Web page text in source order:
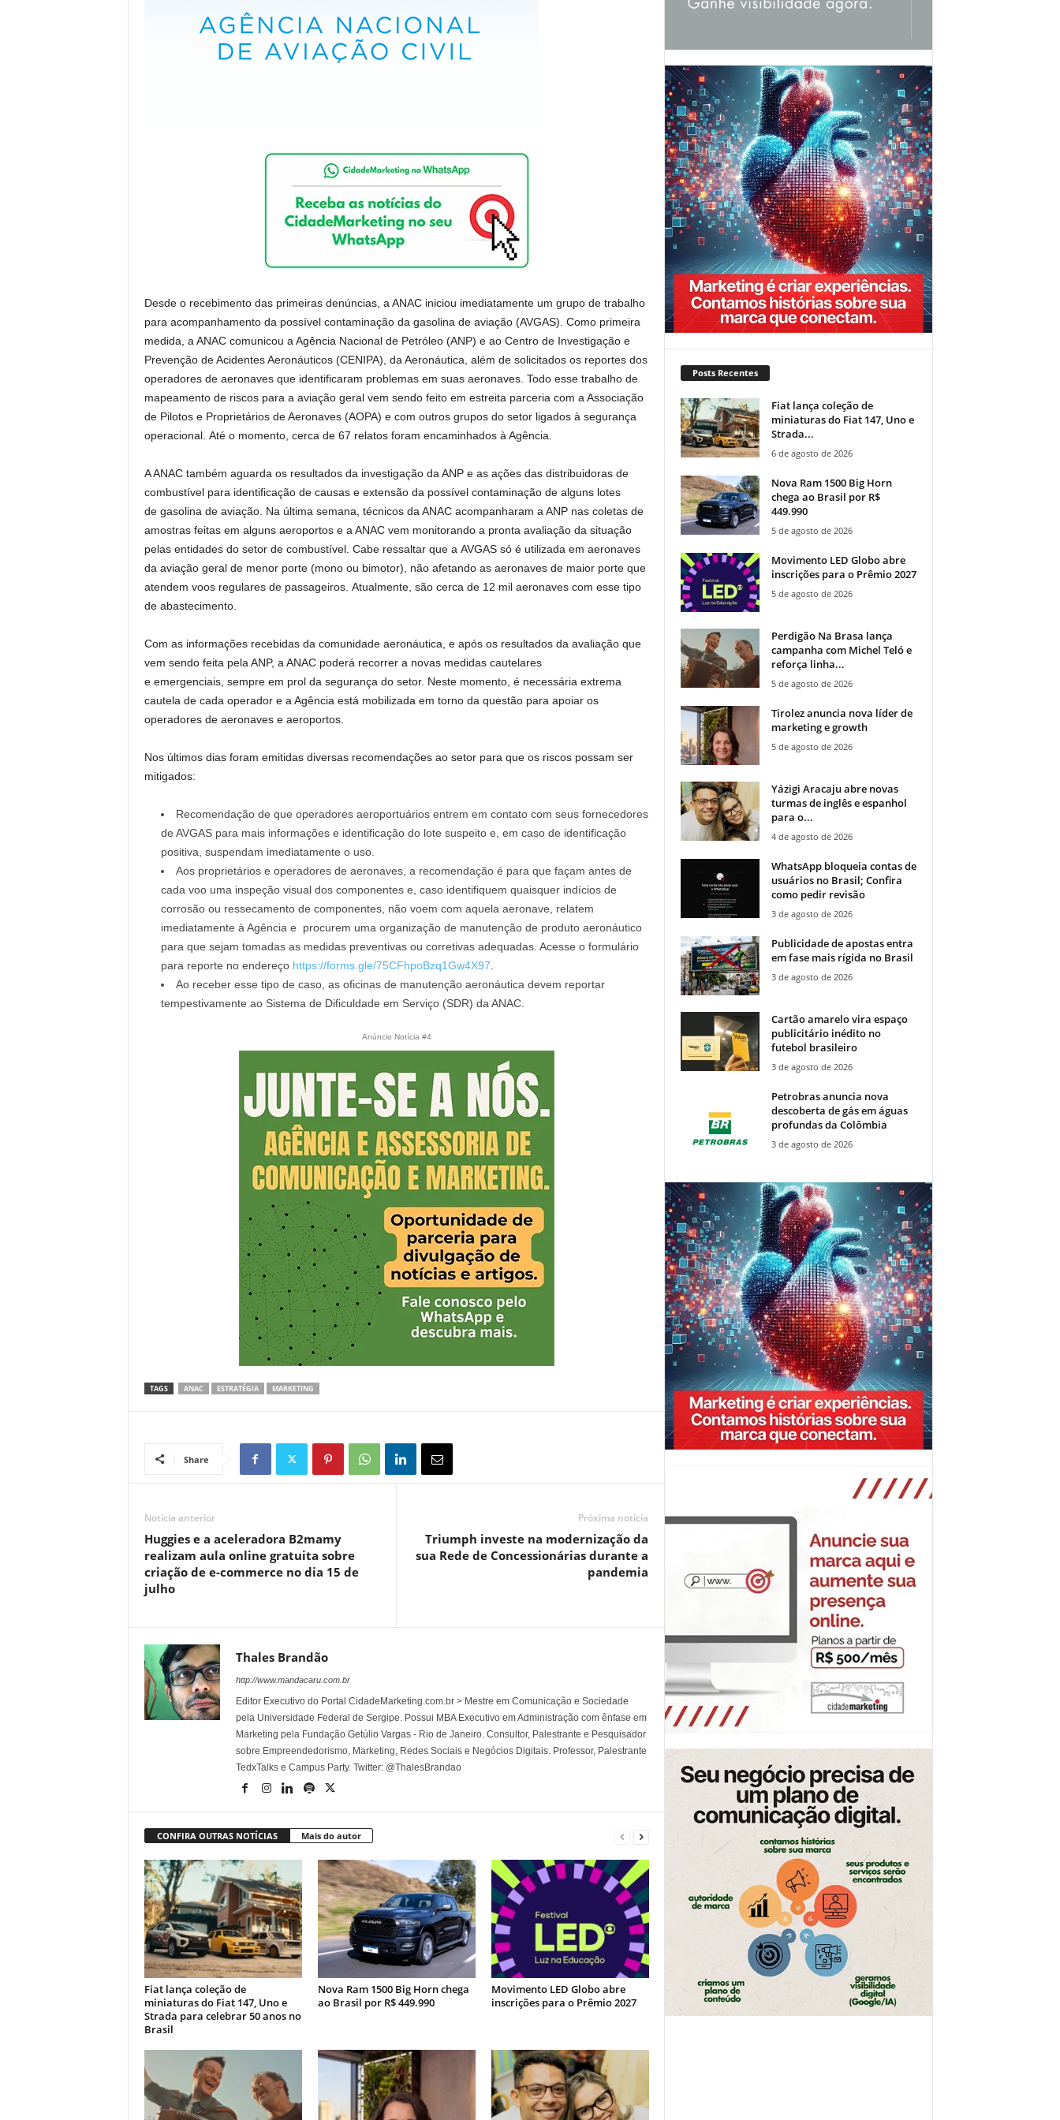
Desde o recebimento das primeiras denúncias, a ANAC iniciou imediatamente um grupo de trabalho
para acompanhamento da possível contaminação da gasolina de aviação (AVGAS). Como primeira
medida, a ANAC comunicou a Agência Nacional de Petróleo (ANP) e ao Centro de Investigação e
Prevenção de Acidentes Aeronáuticos (CENIPA), da Aeronáutica, além de solicitados os reportes dos
operadores de aeronaves que identificaram problemas em suas aeronaves. Todo esse trabalho de
mapeamento de riscos para a aviação geral vem sendo feito em estreita parceria com a Associação
de Pilotos e Proprietários de Aeronaves (AOPA) e com outros grupos do setor ligados à segurança
operacional. Até o momento, cerca de 67 relatos foram encaminhados à Agência.
A ANAC também aguarda os resultados da investigação da ANP e as ações das distribuidoras de
combustível para identificação de causas e extensão da possível contaminação de alguns lotes
de gasolina de aviação. Na última semana, técnicos da ANAC acompanharam a ANP nas coletas de
amostras feitas em alguns aeroportos e a ANAC vem monitorando a pronta avaliação da situação
pelas entidades do setor de combustível. Cabe ressaltar que a AVGAS só é utilizada em aeronaves
da aviação geral de menor porte (mono ou bimotor), não afetando as aeronaves de maior porte que
atendem voos regulares de passageiros. Atualmente, são cerca de 12 mil aeronaves com esse tipo
de abastecimento.
Com as informações recebidas da comunidade aeronáutica, e após os resultados da avaliação que
vem sendo feita pela ANP, a ANAC poderá recorrer a novas medidas cautelares
e emergenciais, sempre em prol da segurança do setor. Neste momento, é necessária extrema
cautela de cada operador e a Agência está mobilizada em torno da questão para apoiar os
operadores de aeronaves e aeroportos.
Nos últimos dias foram emitidas diversas recomendações ao setor para que os riscos possam ser
mitigados:
Recomendação de que operadores aeroportuários entrem em contato com seus fornecedores
de AVGAS para mais informações e identificação do lote suspeito e, em caso de identificação
positiva, suspendam imediatamente o uso.
Aos proprietários e operadores de aeronaves, a recomendação é para que façam antes de
cada voo uma inspeção visual dos componentes e, caso identifiquem quaisquer indícios de
corrosão ou ressecamento de componentes, não voem com aquela aeronave, relatem
imediatamente à Agência e procurem uma organização de manutenção de produto aeronáutico
para que sejam tomadas as medidas preventivas ou corretivas adequadas. Acesse o formulário
para reporte no endereço https://forms.gle/75CFhpoBzq1Gw4X97
Ao receber esse tipo de caso, as oficinas de manutenção aeronáutica devem reportar
tempestivamente ao Sistema de Dificuldade em Serviço (SDR) da ANAC.
Anúncio Notícia #4
TAGS ANAC ESTRATÉGIA MARKETING
Share
Notícia anterior
Huggies e a aceleradora B2mamy
realizam aula online gratuita sobre
criação de e-commerce no dia 15 de
julho
Próxima notícia
Triumph investe na modernização da
sua Rede de Concessionárias durante a
pandemia
Thales Brandão
http://www.mandacaru.com.br
Editor Executivo do Portal CidadeMarketing.com.br > Mestre em Comunicação e Sociedade
pela Universidade Federal de Sergipe. Possui MBA Executivo em Administração com ênfase em
Marketing pela Fundação Getúlio Vargas - Rio de Janeiro. Consultor, Palestrante e Pesquisador
sobre Empreendedorismo, Marketing, Redes Sociais e Negócios Digitais. Professor, Palestrante
TedxTalks e Campus Party. Twitter: @ThalesBrandao
CONFIRA OUTRAS NOTÍCIAS Mais do autor
Fiat lança coleção de
miniaturas do Fiat 147, Uno e
Strada para celebrar 50 anos no
Brasil
Nova Ram 1500 Big Horn chega
ao Brasil por R$ 449.990
Movimento LED Globo abre
inscrições para o Prêmio 2027
Posts Recentes
Fiat lança coleção de
miniaturas do Fiat 147, Uno e
Strada...
6 de agosto de 2026
Nova Ram 1500 Big Horn
chega ao Brasil por R$
449.990
5 de agosto de 2026
Movimento LED Globo abre
inscrições para o Prêmio 2027
5 de agosto de 2026
Perdigão Na Brasa lança
campanha com Michel Teló e
reforça linha...
5 de agosto de 2026
Tirolez anuncia nova líder de
marketing e growth
5 de agosto de 2026
Yázigi Aracaju abre novas
turmas de inglês e espanhol
para o...
4 de agosto de 2026
WhatsApp bloqueia contas de
usuários no Brasil; Confira
como pedir revisão
3 de agosto de 2026
Publicidade de apostas entra
em fase mais rígida no Brasil
3 de agosto de 2026
Cartão amarelo vira espaço
publicitário inédito no
futebol brasileiro
3 de agosto de 2026
Petrobras anuncia nova
descoberta de gás em águas
profundas da Colômbia
3 de agosto de 2026